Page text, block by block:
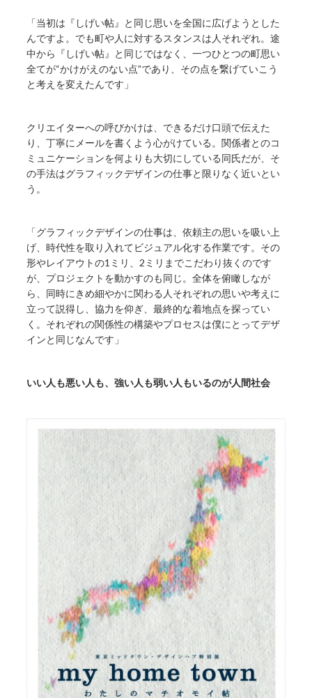
「当初は『しげい帖』と同じ思いを全国に広げようとした
んですよ。でも町や人に対するスタンスは人それぞれ。途
中から『しげい帖』と同じではなく、一つひとつの町思い
全てが“かけがえのない点”であり、その点を繋げていこう
と考えを変えたんです」
クリエイターへの呼びかけは、できるだけ口頭で伝えた
り、丁寧にメールを書くよう心がけている。関係者とのコ
ミュニケーションを何よりも大切にしている同氏だが、そ
の手法はグラフィックデザインの仕事と限りなく近いとい
う。
「グラフィックデザインの仕事は、依頼主の思いを吸い上
げ、時代性を取り入れてビジュアル化する作業です。その
形やレイアウトの1ミリ、2ミリまでこだわり抜くのです
が、プロジェクトを動かすのも同じ。全体を俯瞰しなが
ら、同時にきめ細やかに関わる人それぞれの思いや考えに
立って説得し、協力を仰ぎ、最終的な着地点を探ってい
く。それぞれの関係性の構築やプロセスは僕にとってデザ
インと同じなんです」
いい人も悪い人も、強い人も弱い人もいるのが人間社会